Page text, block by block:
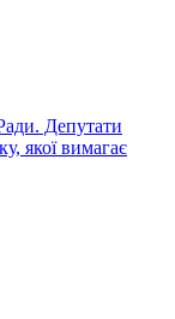
Депутати
якої вимагає